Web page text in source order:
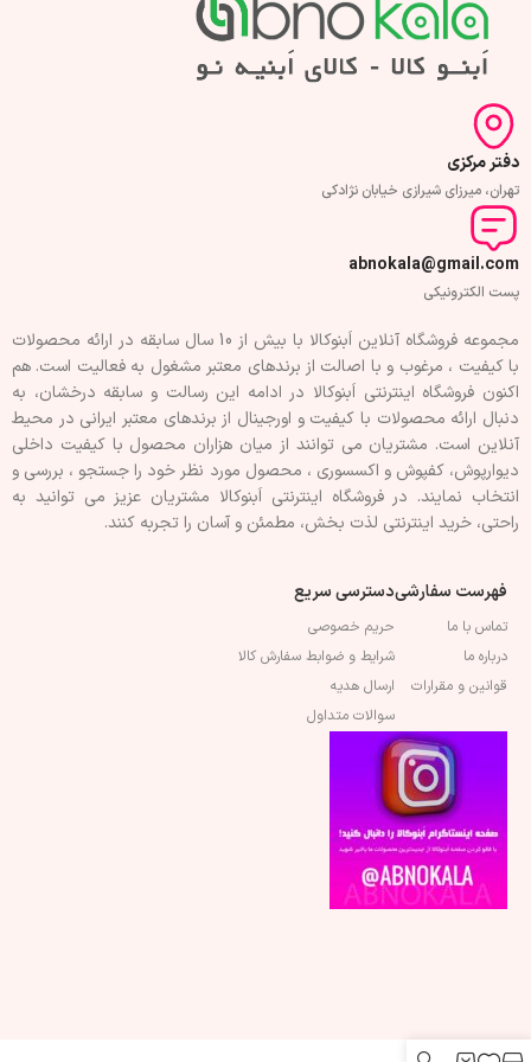
دفتر مرکزی
تهران، میرزای شیرازی خیابان نژادکی
abnokala@gmail.com
پست الکترونیکی
مجموعه فروشگاه آنلاین اَبنوکالا با بیش از 10 سال سابقه در ارائه محصولات
با کيفيت ، مرغوب و با اصالت از برندهای معتبر مشغول به فعاليت است. هم
اکنون فروشگاه اینترنتی اَبنوکالا در ادامه اين رسالت و سابقه درخشان، به
دنبال ارائه محصولات با کيفيت و اورجينال از برندهای معتبر ايرانی در محيط
آنلاين است. مشتريان می توانند از ميان هزاران محصول با کيفيت داخلی
دیوارپوش، کفپوش و اکسسوری ، محصول مورد نظر خود را جستجو ، بررسی و
انتخاب نمايند. در فروشگاه اینترنتی اَبنوکالا مشتريان عزیز می توانيد به
راحتی، خرید اینترنتی لذت بخش، مطمئن و آسان را تجربه کنند.
فهرست سفارشی
تماس با ما
درباره ما
قوانین و مقرارات
دسترسی سریع
حریم خصوصی
شرایط و ضوابط سفارش کالا
ارسال هدیه
سوالات متداول